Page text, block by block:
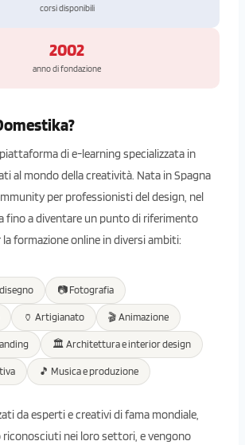
corsi disponibili
2002
anno di fondazione
di e-learning specializzata in
al mondo della creatività. Nata in Spagna
per professionisti del design, nel
fino a diventare un punto di riferimento
formazione online in diversi ambiti:
📷 Fotografia
🏺 Artigianato 🎬 Animazione
🏛️ Architettura e interior design
🎵 Musica e produzione
da esperti e creativi di fama mondiale,
nei loro settori, e vengono